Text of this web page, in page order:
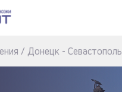
/ Донецк - Севастополь